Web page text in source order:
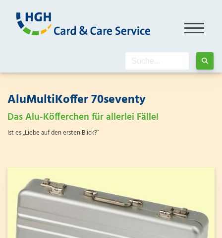
AluMultiKoffer 70seventy
Das Alu-Köfferchen für allerlei Fälle!
Ist es „Liebe auf den ersten Blick?“